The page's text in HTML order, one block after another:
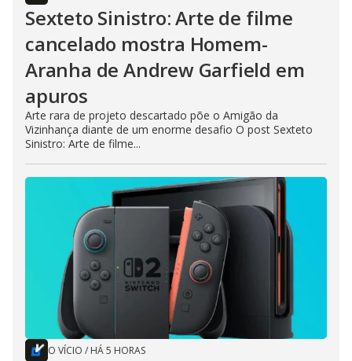
Sexteto Sinistro: Arte de filme
cancelado mostra Homem-
Aranha de Andrew Garfield em
apuros
Arte rara de projeto descartado põe o Amigão da
Vizinhança diante de um enorme desafio O post Sexteto
Sinistro: Arte de filme...
O VÍCIO / HÁ 5 HORAS